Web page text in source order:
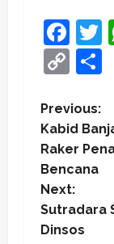
Copy
Link
P
o
s
t
Previous:
Kabid
Raker
Bencana
Next:
Sutradara
Dinsos